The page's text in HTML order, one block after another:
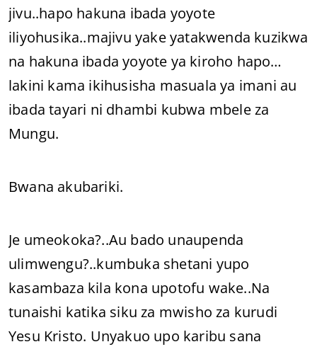
jivu..hapo hakuna ibada yoyote
iliyohusika..majivu yake yatakwenda kuzikwa
na hakuna ibada yoyote ya kiroho hapo…
lakini kama ikihusisha masuala ya imani au
ibada tayari ni dhambi kubwa mbele za
Mungu.
Bwana akubariki.
Je umeokoka?..Au bado unaupenda
ulimwengu?..kumbuka shetani yupo
kasambaza kila kona upotofu wake..Na
tunaishi katika siku za mwisho za kurudi
Yesu Kristo. Unyakuo upo karibu sana